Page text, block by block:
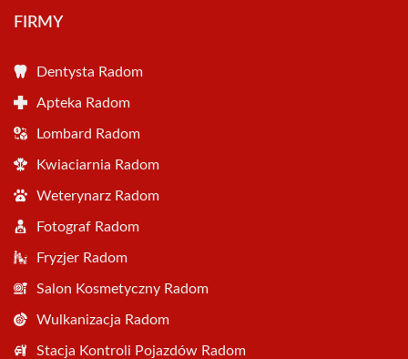
FIRMY
Dentysta Radom
Apteka Radom
Lombard Radom
Kwiaciarnia Radom
Weterynarz Radom
Fotograf Radom
Fryzjer Radom
Salon Kosmetyczny Radom
Wulkanizacja Radom
Stacja Kontroli Pojazdów Radom